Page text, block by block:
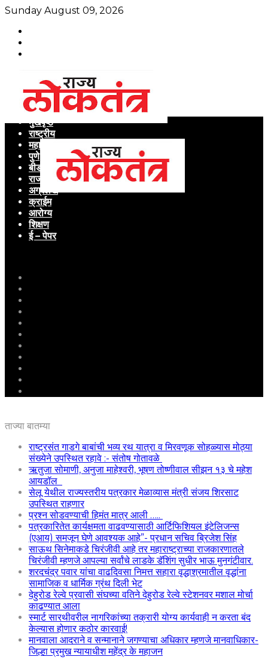
Sunday August 09, 2026
मुखपृष्ठ
राष्ट्रीय
महाराष्ट्र
पुणे
बीड
राजकारण
अग्रलेख
क्राईम
आरोग्य
शिक्षण
ई – पेपर
ताज्या बातम्या
राष्ट्रसंत गाडगे बाबांची भव्य रथ यात्रा व मिरवणूक सोहळ्यास मोठ्या
संख्येने उपस्थित रहावे :- संतोष गोतावळे
ऋतुजा सोमाणी, अनुजा माहेश्वरी, भूषण तोष्णीवाल सीझन १३ चे महेश
आयडॉल
सेलू येथील राज्यस्तरीय पत्रकार मेळाव्यास मंत्री संजय शिरसाट
उपस्थित राहणार
प्रश्न सोडवण्याची हिमंत मात्र आली …..
पत्रकारितेत कार्यक्षमता वाढवण्यासाठी आर्टिफिशियल इंटेलिजन्स
(एआय) समजून घेणे आवश्यक आहे”- प्रधान सचिव ब्रिजेश सिंह
साऊथ सिनेमाकडे चिरंजीवी आहे तर महाराष्ट्राच्या राजकारणातले
चिरंजीवी म्हणजे आपल्या सर्वांचे लाडके डॅशिंग सुधीर भाऊ मुनगंटीवार.
शरदचंद्र पवार यांचा वाढदिवसा निमत्त सहारा वृद्धाश्रमातील वृद्धांना
सामाजिक व धार्मिक ग्रंथ दिली भेट
देहुरोड रेल्वे प्रवासी संघच्या वतिने देहुरोड रेल्वे स्टेशनवर मशाल मोर्चा
काढण्यात आला
स्मार्ट सारथीवरील नागरिकांच्या तक्रारी योग्य कार्यवाही न करता बंद
केल्यास होणार कठोर कारवाई!
मानवाला आदराने व सन्मानाने जगण्याचा अधिकार म्हणजे मानवाधिकार-
जिल्हा प्रमुख न्यायाधीश महेंद्र के महाजन